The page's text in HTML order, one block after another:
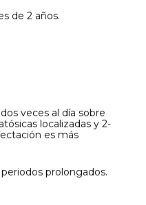
de 2 años.
veces al día sobre
localizadas y 2-
es más
prolongados.